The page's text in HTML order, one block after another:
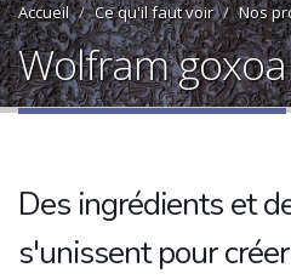
Accueil Ce qu'il faut voir Nos
Wolfram goxoa
Des ingrédients et
s'unissent pour